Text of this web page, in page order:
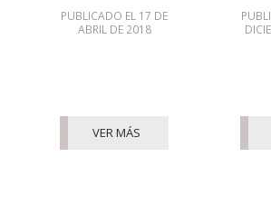
PUBLICADO EL 17 DE
ABRIL DE 2018
VER MÁS